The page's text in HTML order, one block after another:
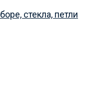
стекла, петли